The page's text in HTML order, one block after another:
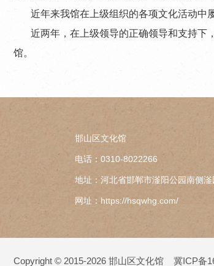
近年来我馆在上级组织的各项文化活动中
近两年，在上级领导的正确领导和支持下
馆。
邯山区文化馆
电话：0310-8022266
地址：河北省邯郸市滏阳公园南侧
网址：https://hsqwhg.com/
Copyright © 2015-2026 邯山区文化馆 冀ICP备